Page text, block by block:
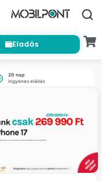
Eladás
20 nap
ingyenes elállás